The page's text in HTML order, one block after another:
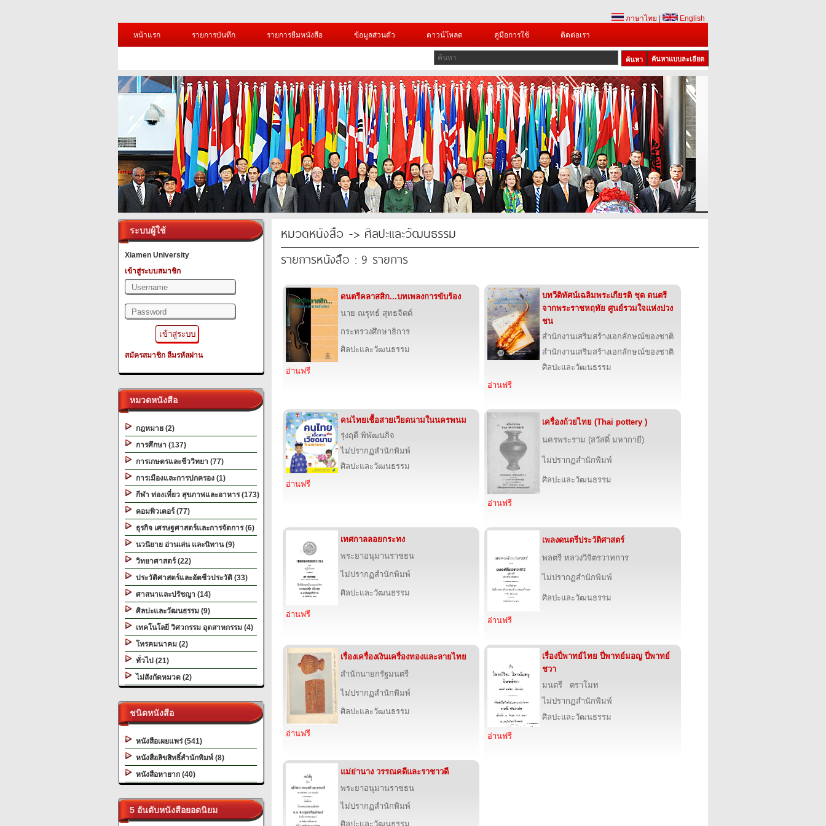
ภาษาไทย
English
หน้าแรก
รายการบันทึก รายการยืมหนังสือ ข้อมูลส่วนตัว ดาวน์โหลด คู่มือการใช้ ติดต่อเรา
ค้นหาแบบละเอียด
1 2 3
ระบบผู้ใช้
Xiamen University
เข้าสู่ระบบสมาชิก
สมัครสมาชิก ลืมรหัสผ่าน
หมวดหนังสือ
กฎหมาย (2)
การศึกษา (137)
การเกษตรและชีววิทยา (77)
การเมืองและการปกครอง (1)
กีฬา ท่องเที่ยว สุขภาพและอาหาร (173)
คอมพิวเตอร์ (77)
ธุรกิจ เศรษฐศาสตร์และการจัดการ (6)
นวนิยาย อ่านเล่น และนิทาน (9)
วิทยาศาสตร์ (22)
ประวัติศาสตร์และอัตชีวประวัติ (33)
ศาสนาและปรัชญา (14)
ศิลปะและวัฒนธรรม (9)
เทคโนโลยี วิศวกรรม อุตสาหกรรม (4)
โทรคมนาคม (2)
ทั่วไป (21)
ไม่สังกัดหมวด (2)
ชนิดหนังสือ
หนังสือเผยแพร่ (541)
หนังสือลิขสิทธิ์สำนักพิมพ์ (8)
หนังสือหายาก (40)
5 อันดับหนังสือยอดนิยม
หมวดหนังสือ -> ศิลปะและวัฒนธรรม
รายการหนังสือ : 9 รายการ
ดนตรีคลาสสิก...บทเพลงการขับร้อง
นาย ณรุทธ์ สุทธจิตต์
กระทรวงศึกษาธิการ
ศิลปะและวัฒนธรรม
อ่านฟรี
บทวีดิทัศน์เฉลิมพระเกียรติ ชุด ดนตรี
จากพระราชหฤทัย ศูนย์รวมใจแห่งปวง
ชน
สำนักงานเสริมสร้างเอกลักษณ์ของชาติ
สำนักงานเสริมสร้างเอกลักษณ์ของชาติ
ศิลปะและวัฒนธรรม
อ่านฟรี
คนไทยเชื้อสายเวียดนามในนครพนม
รุ่งฤดี พิพัฒนกิจ
ไม่ปรากฏสำนักพิมพ์
ศิลปะและวัฒนธรรม
อ่านฟรี
เครื่องถ้วยไทย (Thai pottery )
นครพระราม (สวัสดิ์ มหากายี)
ไม่ปรากฏสำนักพิมพ์
ศิลปะและวัฒนธรรม
อ่านฟรี
เทศกาลลอยกระทง
พระยาอนุมานราชธน
ไม่ปรากฏสำนักพิมพ์
ศิลปะและวัฒนธรรม
อ่านฟรี
เพลงดนตรีประวัติศาสตร์
พลตรี หลวงวิจิตรวาทการ
ไม่ปรากฏสำนักพิมพ์
ศิลปะและวัฒนธรรม
อ่านฟรี
เรื่องเครื่องเงินเครื่องทองและลายไทย
สำนักนายกรัฐมนตรี
ไม่ปรากฏสำนักพิมพ์
ศิลปะและวัฒนธรรม
อ่านฟรี
เรื่องปี่พาทย์ไทย ปี่พาทย์มอญ ปี่พาทย์
ชวา
มนตรี ตราโมท
ไม่ปรากฏสำนักพิมพ์
ศิลปะและวัฒนธรรม
อ่านฟรี
แม่ย่านาง วรรณคดีและราชาวดี
พระยาอนุมานราชธน
ไม่ปรากฏสำนักพิมพ์
ศิลปะและวัฒนธรรม